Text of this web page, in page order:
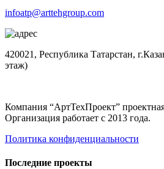
infoatp@arttehgroup.com
420021, Республика Татарстан,
этаж)
Компания “АртТехПроект”
Организация работает с 2013 года.
Политика конфиденциальности
Последние проекты